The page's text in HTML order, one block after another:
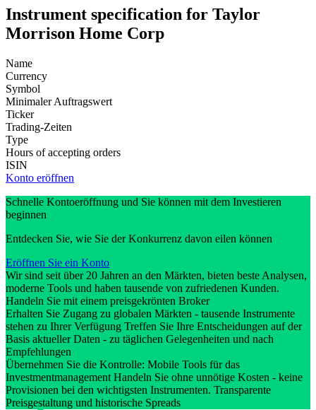
Instrument specification for Taylor
Morrison Home Corp
Name
Currency
Symbol
Minimaler Auftragswert
Ticker
Trading-Zeiten
Type
Hours of accepting orders
ISIN
Konto eröffnen
Schnelle Kontoeröffnung und Sie können mit dem Investieren
beginnen
Entdecken Sie, wie Sie der Konkurrenz davon eilen können
Eröffnen Sie ein Konto
Wir sind seit über 20 Jahren an den Märkten, bieten beste Analysen,
moderne Tools und haben tausende von zufriedenen Kunden.
Handeln Sie mit einem preisgekrönten Broker
Erhalten Sie Zugang zu globalen Märkten - tausende Instrumente
stehen zu Ihrer Verfügung Treffen Sie Ihre Entscheidungen auf der
Basis aktueller Daten - zu täglichen Gelegenheiten und nach
Empfehlungen
Übernehmen Sie die Kontrolle: Mobile Tools für das
Investmentmanagement Handeln Sie ohne unnötige Kosten - keine
Provisionen bei den wichtigsten Instrumenten. Transparente
Preisgestaltung und historische Spreads